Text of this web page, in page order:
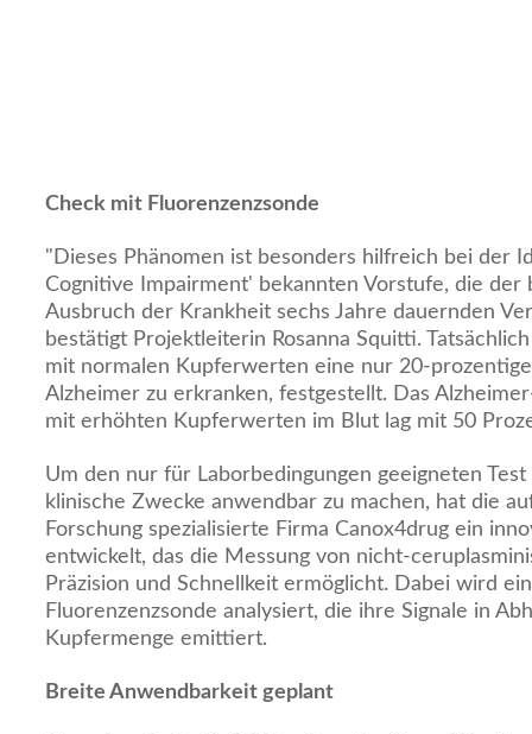
Check mit Fluorenzenzsonde
"Dieses Phänomen ist besonders hilfreich bei der
Cognitive Impairment' bekannten Vorstufe, die der
Ausbruch der Krankheit sechs Jahre dauernden
bestätigt Projektleiterin Rosanna Squitti.
mit normalen Kupferwerten eine nur 20-
Alzheimer zu erkranken, festgestellt. Das
mit erhöhten Kupferwerten im Blut lag mit 50
Um den nur für Laborbedingungen geeigneten
klinische Zwecke anwendbar zu machen, hat die
Forschung spezialisierte Firma Canox4drug ein
entwickelt, das die Messung von nicht-
Präzision und Schnellkeit ermöglicht. Dabei wird
Fluorenzenzsonde analysiert, die ihre Signale in
Kupfermenge emittiert.
Breite Anwendbarkeit geplant